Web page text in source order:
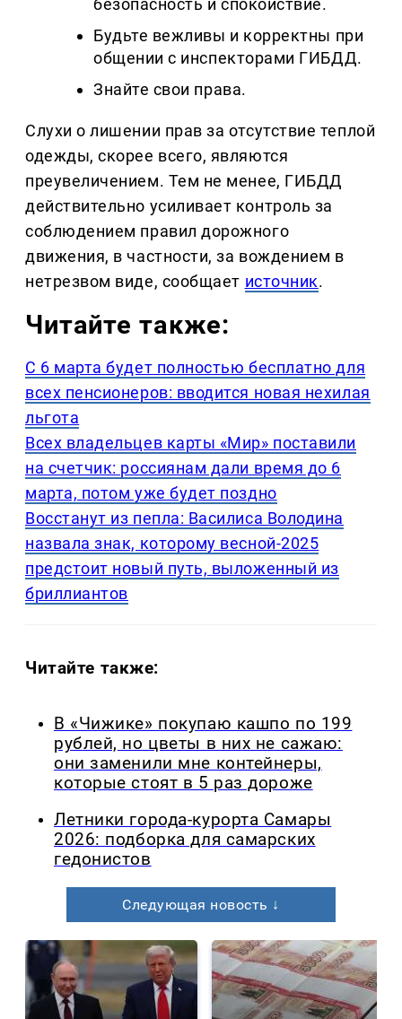
безопасность и спокойствие.
Будьте вежливы и корректны при
общении с инспекторами ГИБДД.
Знайте свои права.
Слухи о лишении прав за отсутствие теплой
одежды, скорее всего, являются
преувеличением. Тем не менее, ГИБДД
действительно усиливает контроль за
соблюдением правил дорожного
движения, в частности, за вождением в
нетрезвом виде, сообщает источник.
Читайте также:
С 6 марта будет полностью бесплатно для
всех пенсионеров: вводится новая нехилая
льгота
Всех владельцев карты «Мир» поставили
на счетчик: россиянам дали время до 6
марта, потом уже будет поздно
Восстанут из пепла: Василиса Володина
назвала знак, которому весной-2025
предстоит новый путь, выложенный из
бриллиантов
Читайте также:
В «Чижике» покупаю кашпо по 199
рублей, но цветы в них не сажаю:
они заменили мне контейнеры,
которые стоят в 5 раз дороже
Летники города-курорта Самары
2026: подборка для самарских
гедонистов
Следующая новость ↓